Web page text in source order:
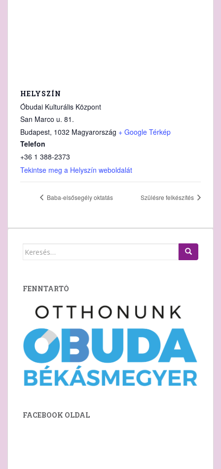
HELYSZÍN
Óbudai Kulturális Központ
San Marco u. 81.
Budapest, 1032 Magyarország + Google Térkép
Telefon
+36 1 388‑2373
Tekintse meg a Helyszín weboldalát
Baba-elsősegély oktatás Szülésre felkészítés
Keresés:
FENNTARTÓ
FACEBOOK OLDAL